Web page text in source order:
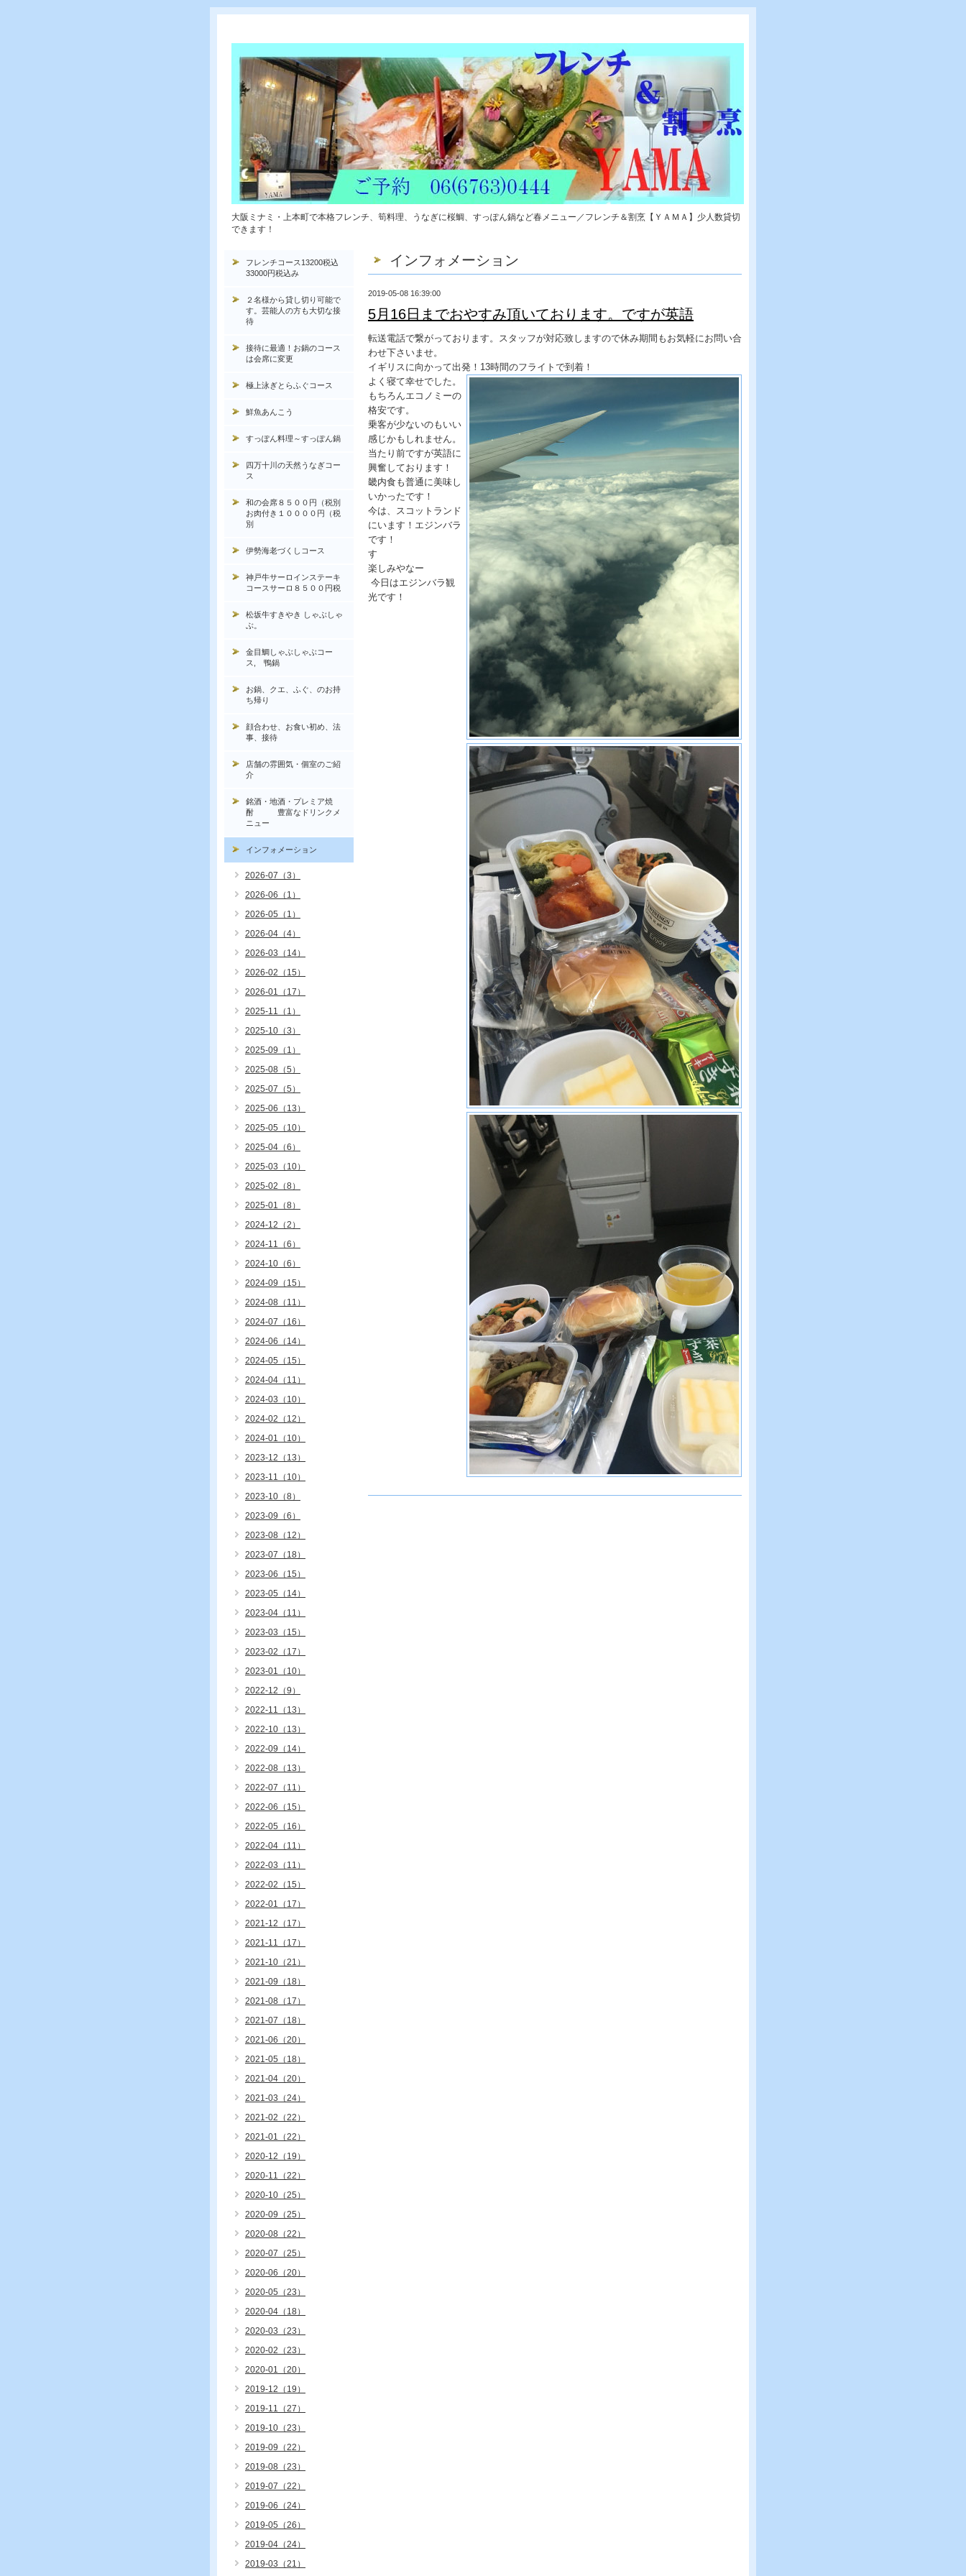
大阪ミナミ・上本町で本格フレンチ、筍料理、うなぎに桜鯛、すっぽん鍋など春メニュー／フレンチ＆割烹【ＹＡＭＡ】少人数貸切
できます！
インフォメーション
2019-05-08 16:39:00
5月16日までおやすみ頂いております。ですが英語
転送電話で繋がっております。スタッフが対応致しますので休み期間もお気軽にお問い合
わせ下さいませ。
イギリスに向かって出発！13時間のフライトで到着！
よく寝て幸せでした。
もちろんエコノミーの
格安です。
乗客が少ないのもいい
感じかもしれません。
当たり前ですが英語に
興奮しております！
畿内食も普通に美味し
いかったです！
今は、スコットランド
にいます！エジンバラ
です！
す
楽しみやなー
今日はエジンバラ観
光です！
フレンチコース13200税込
33000円税込み
２名様から貸し切り可能で
す。芸能人の方も大切な接
待
接待に最適！お鍋のコース
は会席に変更
極上泳ぎとらふぐコース
鮮魚あんこう
すっぽん料理～すっぽん鍋
四万十川の天然うなぎコー
ス
和の会席８５００円（税別
お肉付き１００００円（税
別
伊勢海老づくしコース
神戸牛サーロインステーキ
コースサーロ８５００円税
松坂牛すきやき しゃぶしゃ
ぶ。
金目鯛しゃぶしゃぶコー
ス, 鴨鍋
お鍋、クエ、ふぐ、のお持
ち帰り
顔合わせ、お食い初め、法
事、接待
店舗の雰囲気・個室のご紹
介
銘酒・地酒・プレミア焼
酎 豊富なドリンクメ
ニュー
インフォメーション
2026-07（3）
2026-06（1）
2026-05（1）
2026-04（4）
2026-03（14）
2026-02（15）
2026-01（17）
2025-11（1）
2025-10（3）
2025-09（1）
2025-08（5）
2025-07（5）
2025-06（13）
2025-05（10）
2025-04（6）
2025-03（10）
2025-02（8）
2025-01（8）
2024-12（2）
2024-11（6）
2024-10（6）
2024-09（15）
2024-08（11）
2024-07（16）
2024-06（14）
2024-05（15）
2024-04（11）
2024-03（10）
2024-02（12）
2024-01（10）
2023-12（13）
2023-11（10）
2023-10（8）
2023-09（6）
2023-08（12）
2023-07（18）
2023-06（15）
2023-05（14）
2023-04（11）
2023-03（15）
2023-02（17）
2023-01（10）
2022-12（9）
2022-11（13）
2022-10（13）
2022-09（14）
2022-08（13）
2022-07（11）
2022-06（15）
2022-05（16）
2022-04（11）
2022-03（11）
2022-02（15）
2022-01（17）
2021-12（17）
2021-11（17）
2021-10（21）
2021-09（18）
2021-08（17）
2021-07（18）
2021-06（20）
2021-05（18）
2021-04（20）
2021-03（24）
2021-02（22）
2021-01（22）
2020-12（19）
2020-11（22）
2020-10（25）
2020-09（25）
2020-08（22）
2020-07（25）
2020-06（20）
2020-05（23）
2020-04（18）
2020-03（23）
2020-02（23）
2020-01（20）
2019-12（19）
2019-11（27）
2019-10（23）
2019-09（22）
2019-08（23）
2019-07（22）
2019-06（24）
2019-05（26）
2019-04（24）
2019-03（21）